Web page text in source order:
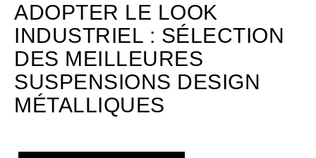
ADOPTER LE LOOK
INDUSTRIEL : SÉLECTION
DES MEILLEURES
SUSPENSIONS DESIGN
MÉTALLIQUES